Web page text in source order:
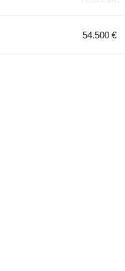
54.500 €